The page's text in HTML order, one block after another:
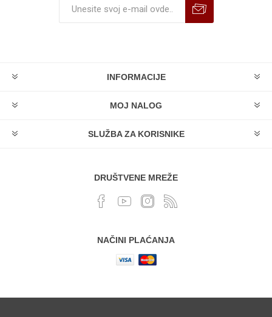
INFORMACIJE
MOJ NALOG
SLUŽBA ZA KORISNIKE
DRUŠTVENE MREŽE
NAČINI PLAĆANJA